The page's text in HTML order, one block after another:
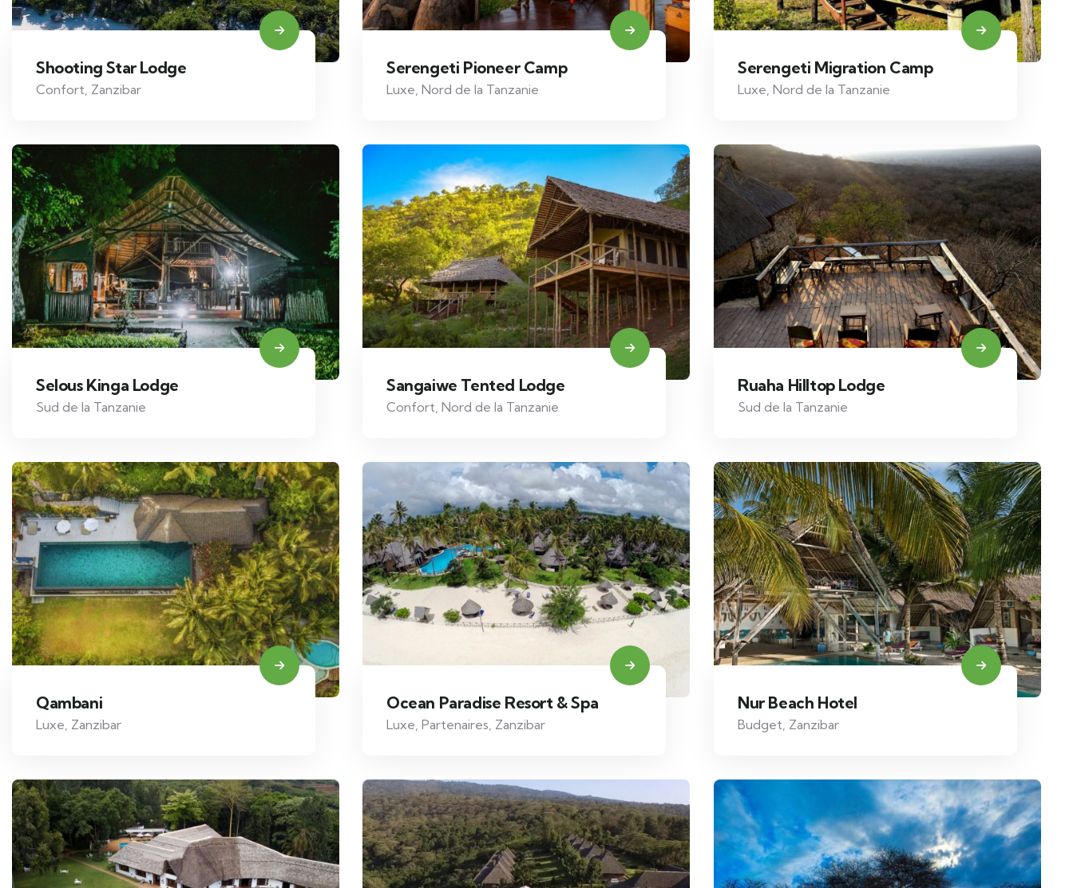
Shooting Star Lodge
Confort, Zanzibar
Serengeti Pioneer Camp
Luxe, Nord de la Tanzanie
Serengeti Migration Camp
Luxe, Nord de la Tanzanie
Selous Kinga Lodge
Sud de la Tanzanie
Sangaiwe Tented Lodge
Confort, Nord de la Tanzanie
Ruaha Hilltop Lodge
Sud de la Tanzanie
Qambani
Luxe, Zanzibar
Ocean Paradise Resort & Spa
Luxe, Partenaires, Zanzibar
Nur Beach Hotel
Budget, Zanzibar